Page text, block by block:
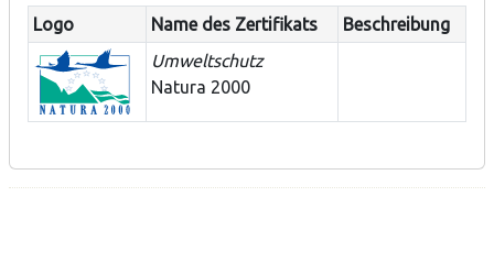
Logo Name des Zertifikats
Beschreibung
Umweltschutz
Natura 2000